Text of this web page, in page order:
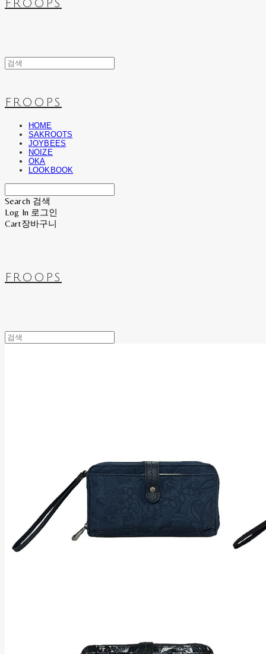
FROOPS
FROOPS
HOME
SAKROOTS
JOYBEES
NOIZE
OKA
LOOKBOOK
Search 검색
Log In 로그인
Cart장바구니
FROOPS